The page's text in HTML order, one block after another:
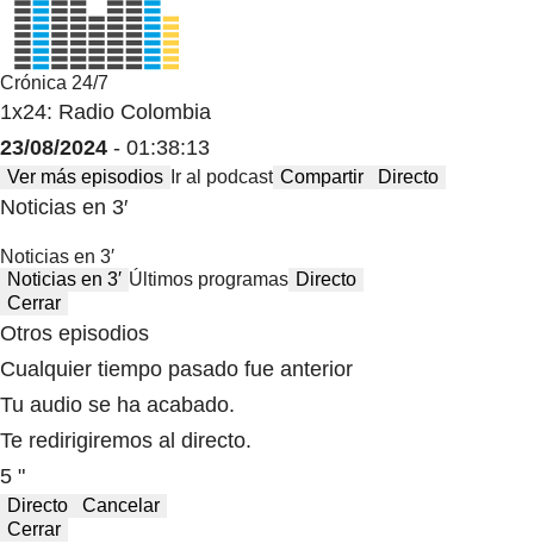
Crónica 24/7
1x24: Radio Colombia
23/08/2024 - 01:38:13
Ver más episodios Ir al podcast Compartir Directo
Noticias en 3′
Noticias en 3′
Noticias en 3′ Últimos programas Directo
Cerrar
Otros episodios
Cualquier tiempo pasado fue anterior
Tu audio se ha acabado.
Te redirigiremos al directo.
5 "
Directo
Cancelar
Cerrar